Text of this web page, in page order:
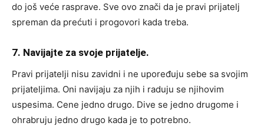
do još veće rasprave. Sve ovo znači da je pravi prijatelj
spreman da prećuti i progovori kada treba.
7. Navijajte za svoje prijatelje.
Pravi prijatelji nisu zavidni i ne upoređuju sebe sa svojim
prijateljima. Oni navijaju za njih i raduju se njihovim
uspesima. Cene jedno drugo. Dive se jedno drugome i
ohrabruju jedno drugo kada je to potrebno.